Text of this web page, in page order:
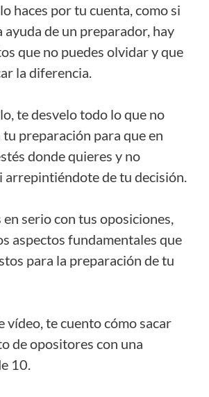
haces por tu cuenta, como si
ayuda de un preparador, hay
que no puedes olvidar y que
la diferencia.
te desvelo todo lo que no
preparación para que en
donde quieres y no
arrepintiéndote de tu decisión.
en serio con tus oposiciones,
aspectos fundamentales que
para la preparación de tu
vídeo, te cuento cómo sacar
de opositores con una
10.